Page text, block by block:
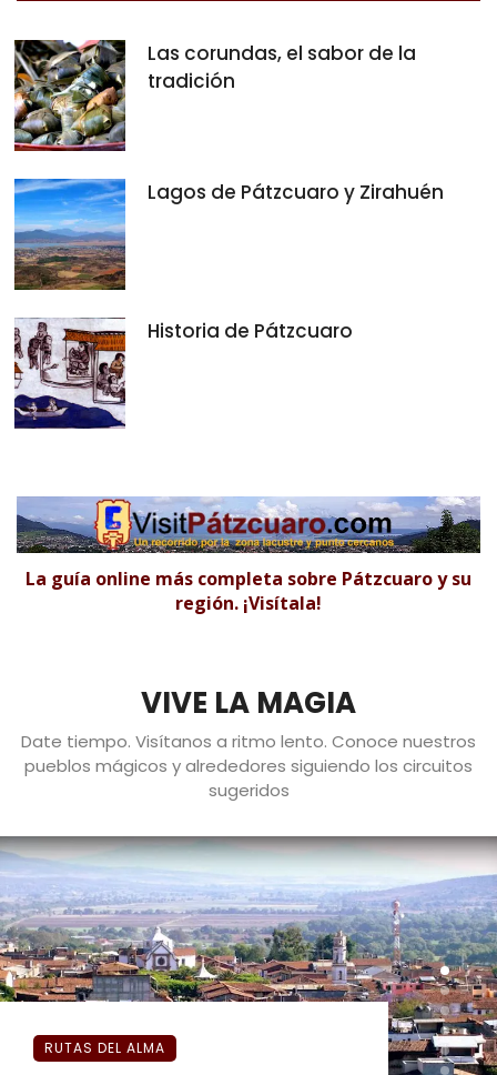
Las corundas, el sabor de la
tradición
Lagos de Pátzcuaro y Zirahuén
Historia de Pátzcuaro
La guía online más completa sobre Pátzcuaro y su
región. ¡Visítala!
VIVE LA MAGIA
Date tiempo. Visítanos a ritmo lento. Conoce nuestros
pueblos mágicos y alrededores siguiendo los circuitos
sugeridos
RUTAS DEL ALMA